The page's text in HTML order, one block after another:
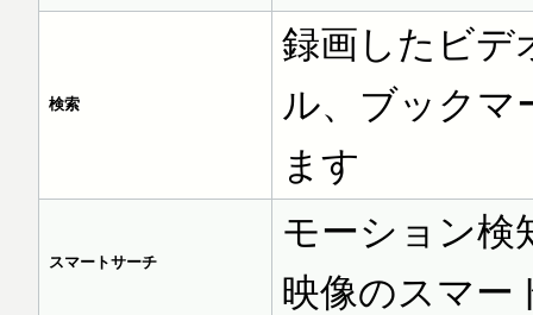
検索
録画したビデ
ル、ブックマ
ます
スマートサーチ
モーション検
映像のスマー